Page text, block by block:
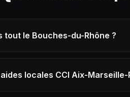
le Bouches-du-Rhône ?
locales CCI Aix-Marseille-